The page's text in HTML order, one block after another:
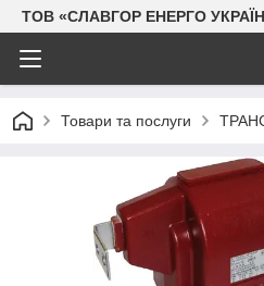
ТОВ «СЛАВГОР ЕНЕРГО
Товари та послуги